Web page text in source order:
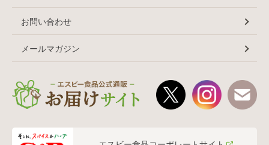
お問い合わせ
メールマガジン